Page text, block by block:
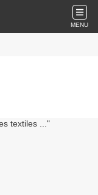
MENU